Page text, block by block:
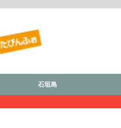
石垣島